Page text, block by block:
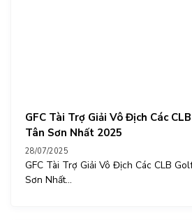
GFC Tài Trợ Giải Vô Địch Các
Tân Sơn Nhất 2025
28/07/2025
GFC Tài Trợ Giải Vô Địch Các CLB
Sơn Nhất...